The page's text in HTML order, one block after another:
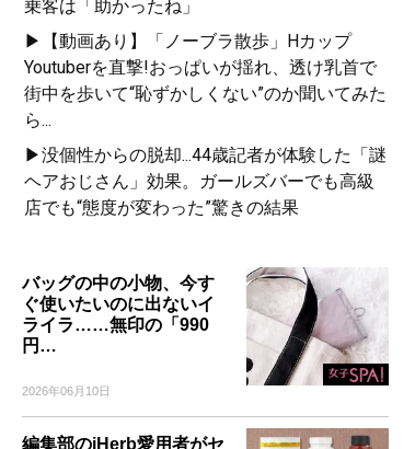
乗客は「助かったね」
▶【動画あり】「ノーブラ散歩」Hカップ
Youtuberを直撃!おっぱいが揺れ、透け乳首で
街中を歩いて“恥ずかしくない”のか聞いてみた
ら...
▶没個性からの脱却...44歳記者が体験した「謎
ヘアおじさん」効果。ガールズバーでも高級
店でも“態度が変わった”驚きの結果
バッグの中の小物、今す
ぐ使いたいのに出ないイ
ライラ……無印の「990
円…
2026年06月10日
編集部のiHerb愛用者がセ